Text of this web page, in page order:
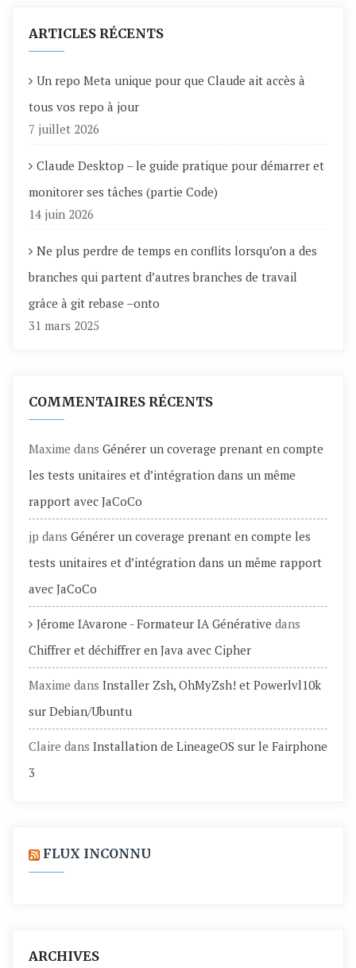
ARTICLES RÉCENTS
Un repo Meta unique pour que Claude ait accès à
tous vos repo à jour
7 juillet 2026
Claude Desktop – le guide pratique pour démarrer et
monitorer ses tâches (partie Code)
14 juin 2026
Ne plus perdre de temps en conflits lorsqu’on a des
branches qui partent d’autres branches de travail
grâce à git rebase –onto
31 mars 2025
COMMENTAIRES RÉCENTS
Maxime dans Générer un coverage prenant en compte
les tests unitaires et d’intégration dans un même
rapport avec JaCoCo
jp dans Générer un coverage prenant en compte les
tests unitaires et d’intégration dans un même rapport
avec JaCoCo
Jérome IAvarone - Formateur IA Générative dans
Chiffrer et déchiffrer en Java avec Cipher
Maxime dans Installer Zsh, OhMyZsh! et Powerlvl10k
sur Debian/Ubuntu
Claire dans Installation de LineageOS sur le Fairphone
3
FLUX INCONNU
ARCHIVES